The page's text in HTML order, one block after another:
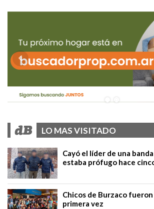
LO MAS VISITADO
Cayó el líder de una
estaba prófugo hace
Chicos de Burzaco
primera vez